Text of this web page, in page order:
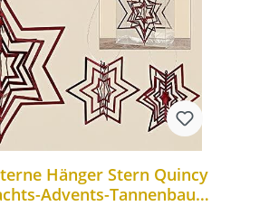
Hänger Stern Quincy
Advents-Tannenbaum-